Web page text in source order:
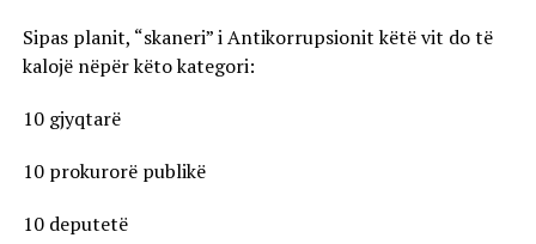
Sipas planit, “skaneri” i Antikorrupsionit këtë vit do të
kalojë nëpër këto kategori:
10 gjyqtarë
10 prokurorë publikë
10 deputetë